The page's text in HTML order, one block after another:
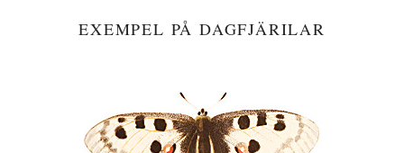
EXEMPEL PÅ DAGFJÄRILAR